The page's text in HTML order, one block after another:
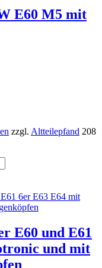
E60 M5 mit
zzgl. Altteilepfand 208
E60 und E61
und mit